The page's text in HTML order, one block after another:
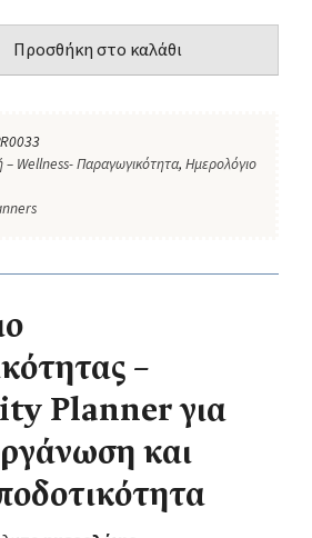
Προσθήκη στο καλάθι
– Wellness- Παραγωγικότητα, Ημερολόγιο
–
Planner για
και